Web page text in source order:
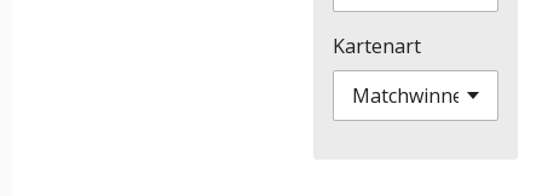
Kartenart